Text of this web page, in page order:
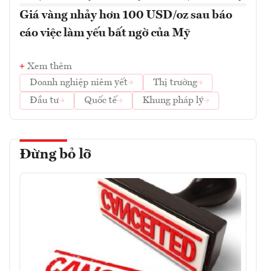
Giá vàng nhảy hơn 100 USD/oz sau báo
cáo việc làm yếu bất ngờ của Mỹ
Xem thêm
Doanh nghiệp niêm yết
Thị trường
Đầu tư
Quốc tế Khung pháp lý
Đừng bỏ lỡ